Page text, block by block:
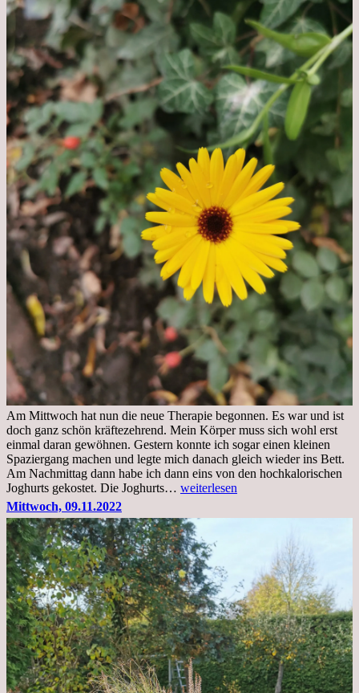
Am Mittwoch hat nun die neue Therapie begonnen. Es war und ist
doch ganz schön kräftezehrend. Mein Körper muss sich wohl erst
einmal daran gewöhnen. Gestern konnte ich sogar einen kleinen
Spaziergang machen und legte mich danach gleich wieder ins Bett.
Am Nachmittag dann habe ich dann eins von den hochkalorischen
Joghurts gekostet. Die Joghurts… Freitag,
Therapie
Beginn
gut
überstanden
weiterlesen
Mittwoch, 09.11.2022